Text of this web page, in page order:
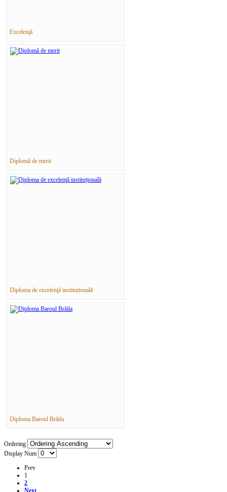
Excelenţă
Diplomă de merit
Diploma de excelenţă instituțională
Diploma Baroul Brăila
Ordering
Display Num
Prev
1
2
Next